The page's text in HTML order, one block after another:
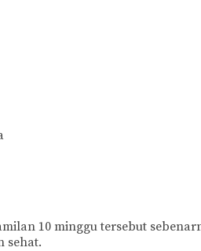
10 minggu tersebut
sehat.